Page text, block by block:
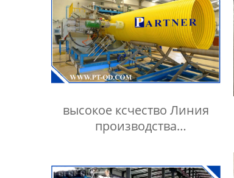
высокое ксчество Линия
производства